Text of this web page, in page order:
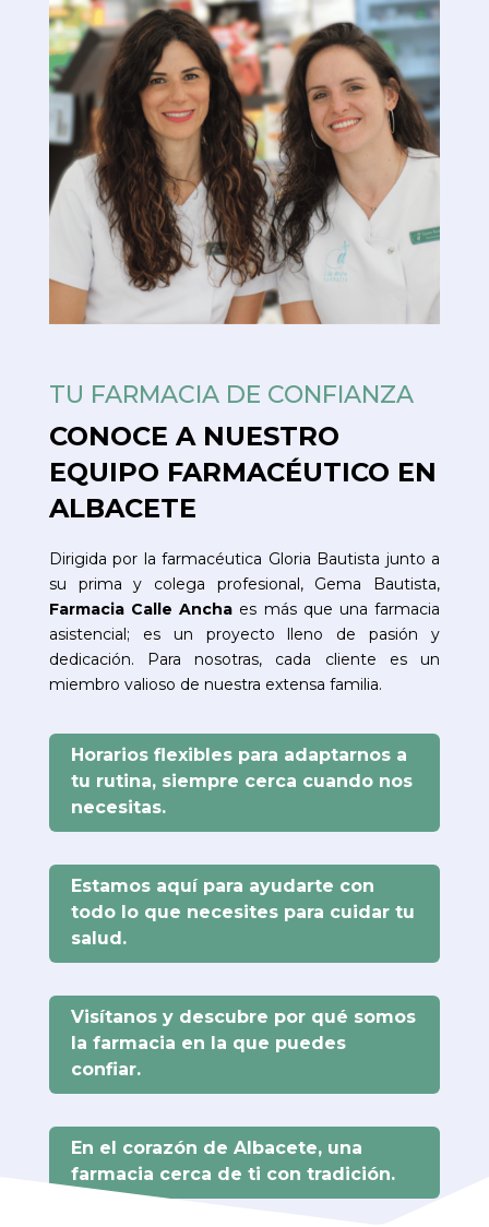
TU FARMACIA DE CONFIANZA
CONOCE A NUESTRO
EQUIPO FARMACÉUTICO EN
ALBACETE
Dirigida por la farmacéutica Gloria Bautista junto a
su prima y colega profesional, Gema Bautista,
Farmacia Calle Ancha es más que una farmacia
asistencial; es un proyecto lleno de pasión y
dedicación. Para nosotras, cada cliente es un
miembro valioso de nuestra extensa familia.
Horarios flexibles para adaptarnos a
tu rutina, siempre cerca cuando nos
necesitas.
Estamos aquí para ayudarte con
todo lo que necesites para cuidar tu
salud.
Visítanos y descubre por qué somos
la farmacia en la que puedes
confiar.
En el corazón de Albacete, una
farmacia cerca de ti con tradición.